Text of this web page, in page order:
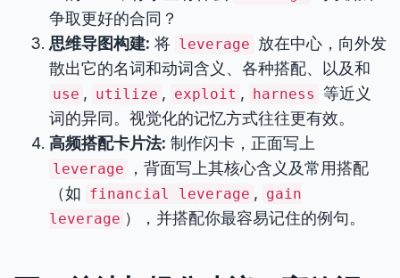
争取更好的合同？
思维导图构建: 将 leverage 放在中心，向外发
散出它的名词和动词含义、各种搭配、以及和
use , utilize , exploit , harness 等近义
词的异同。视觉化的记忆方式往往更有效。
高频搭配卡片法: 制作闪卡，正面写上
leverage
，背面写上其核心含义及常用搭配
（如 financial leverage , gain
leverage ），并搭配你最容易记住的例句。